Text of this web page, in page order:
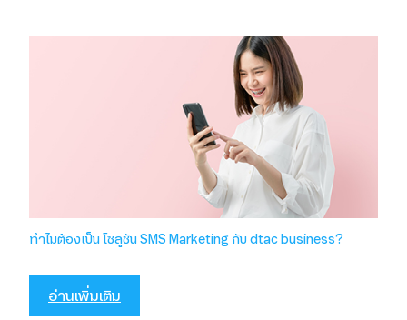
ทำไมต้องเป็น โซลูชัน SMS Marketing กับ dtac business?
อ่านเพิ่มเติม